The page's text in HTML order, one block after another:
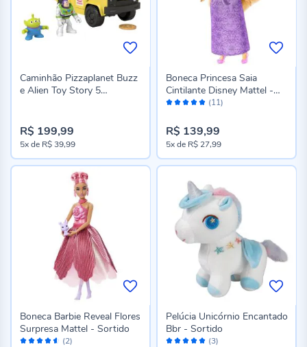
Caminhão Pizzaplanet Buzz
e Alien Toy Story 5
R$ 199,99
5xde R$ 39,99
Avaliação: (11)
Boneca Princesa Saia
Cintilante Disney Mattel -
Sortido
R$ 139,99
5xde R$ 27,99
Avaliação: (2)
Boneca Barbie Reveal Flores
Surpresa Mattel - Sortido
Avaliação: (3)
Pelúcia Unicórnio Encantado
Bbr - Sortido